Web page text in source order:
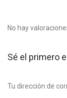
No hay
Sé el primero
Tu dirección de